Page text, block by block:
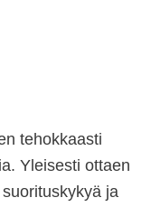
tehokkaasti
Yleisesti ottaen
ja